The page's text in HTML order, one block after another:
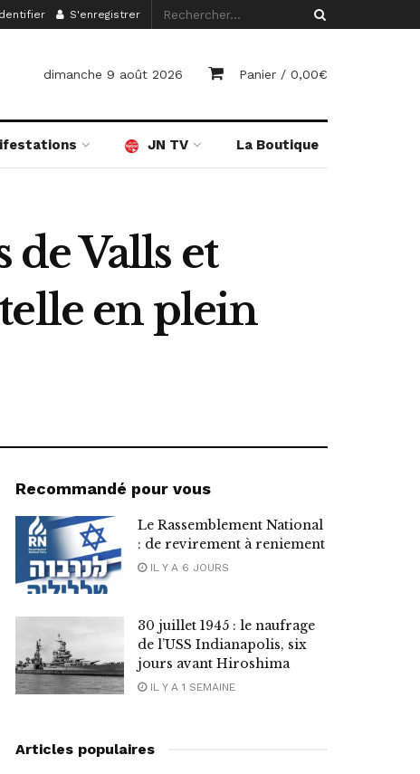
S'enregistrer
dimanche 9 août 2026 Panier / 0,00€
JN TV La Boutique
Valls et
en plein
Recommandé pour vous
Le Rassemblement National
: de revirement à reniement
IL Y A 6 JOURS
30 juillet 1945 : le naufrage
de l’USS Indianapolis, six
jours avant Hiroshima
IL Y A 1 SEMAINE
Articles populaires